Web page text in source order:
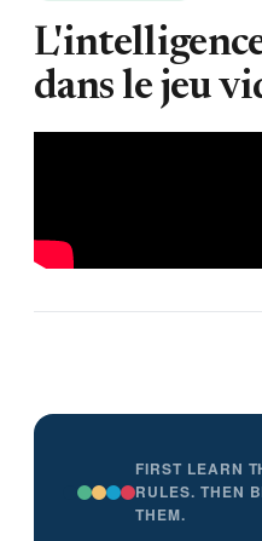
dans le jeu
FIRST LEARN
RULES. THEN
THEM.